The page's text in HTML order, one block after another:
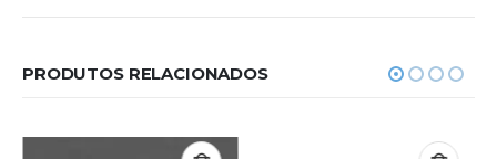
PRODUTOS RELACIONADOS